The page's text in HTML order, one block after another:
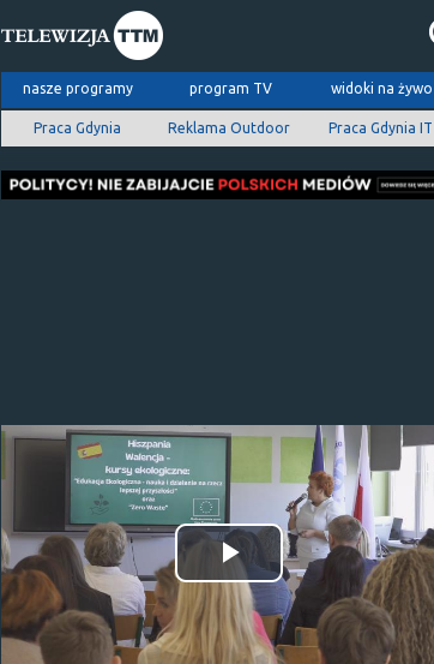
nasze programy program TV widoki na żywo
Praca Gdynia Reklama Outdoor Praca Gdynia IT
Odtwórz
wideo